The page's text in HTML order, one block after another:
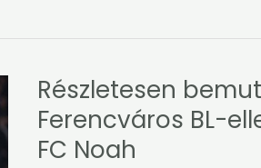
Részletesen
Ferencváros BL-
FC Noah
Részletesen
bemutatom
a
Ferencváros